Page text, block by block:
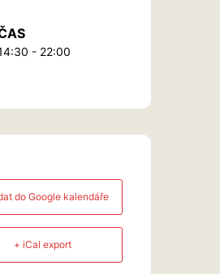
- 22:00
do Google kalendáře
+ iCal export